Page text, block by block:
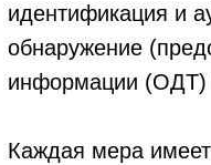
идентификация и
обнаружение
информации (ОДТ)
Каждая мера